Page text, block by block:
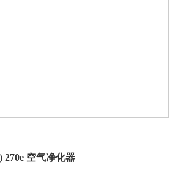
270e 空气净化器